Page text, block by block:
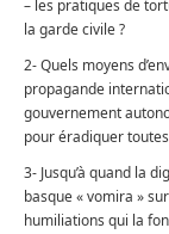
– les pratiques de
la garde civile ?
2- Quels moyens
propagande
gouvernement
pour éradiquer
3- Jusqu’à quand la
basque « vomira »
humiliations qui la